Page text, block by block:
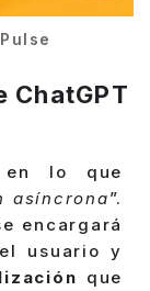
ChatGPT
en lo que
asíncrona”.
encargará
usuario y
que